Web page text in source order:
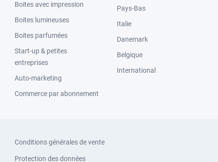
Boites avec impression
Boites lumineuses
Boites parfumées
Start-up & petites
entreprises
Auto-marketing
Commerce par abonnement
Pays-Bas
Italie
Danemark
Belgique
International
Conditions générales de vente
Protection des données